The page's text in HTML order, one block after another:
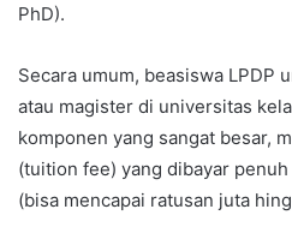
PhD).
Secara umum, beasiswa LPDP
atau magister di universitas
komponen yang sangat besar,
(tuition fee) yang dibayar
(bisa mencapai ratusan juta